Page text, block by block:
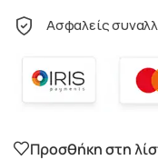
Ασφαλείς
Προσθήκη στη